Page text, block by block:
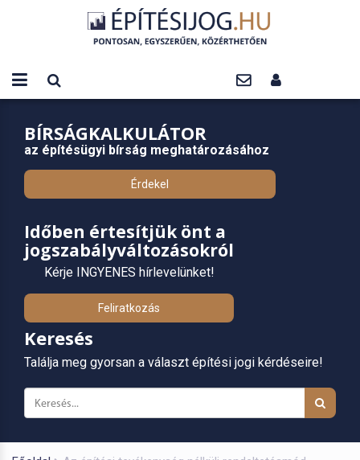
BÍRSÁGKALKULÁTOR
az építésügyi bírság meghatározásához
Érdekel
Időben értesítjük önt a
jogszabályváltozásokról
Kérje INGYENES hírlevelünket!
Feliratkozás
Keresés
Találja meg gyorsan a választ építési jogi kérdéseire!